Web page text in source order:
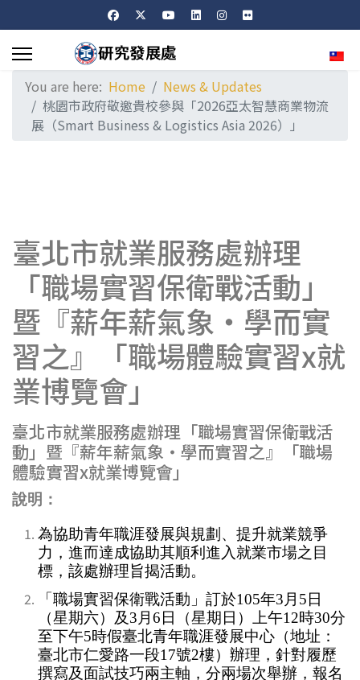
You are here: Home
News & Updates
桃園市政府敬邀貴校參與「2026亞太智慧商業物流
展（Smart Business & Logistics Asia 2026）」
臺北市就業服務處辦理
「職場實習保衛戰活動」
暨『薪年薪氣象‧學而實
習之』「職場體驗實習x就
業博覽會」
臺北市就業服務處辦理「職場實習保衛戰活
動」暨『薪年薪氣象‧學而實習之』「職場
體驗實習x就業博覽會」
說明：
為協助青年職涯發展與規劃、提升就業競爭
力，進而達成協助其順利進入就業市場之目
標，該處辦理旨揭活動。
「職場實習保衛戰活動」訂於105年3月5日
（星期六）及3月6日（星期日）上午12時30分
至下午5時假臺北青年職涯發展中心（地址：
臺北市仁愛路一段17號2樓）辦理，針對履歷
撰寫及面試技巧兩主軸，分兩場次舉辦，報名